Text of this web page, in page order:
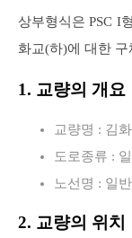
상부형식은 PSC I
화교(하)에 대한
1. 교량의 개요
교량명 : 김
도로종류 :
노선명 : 일
2. 교량의 위치